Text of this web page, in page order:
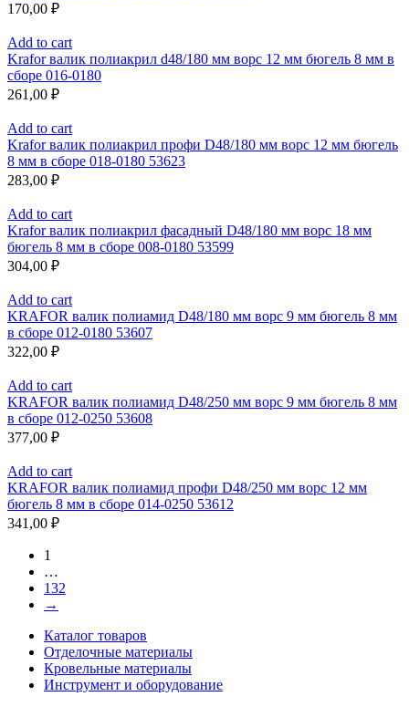
170,00 ₽
Add to cart
Krafor валик полиакрил d48/180 мм ворс 12 мм бюгель 8 мм в
сборе 016-0180
261,00 ₽
Add to cart
Krafor валик полиакрил профи D48/180 мм ворс 12 мм бюгель
8 мм в сборе 018-0180 53623
283,00 ₽
Add to cart
Krafor валик полиакрил фасадный D48/180 мм ворс 18 мм
бюгель 8 мм в сборе 008-0180 53599
304,00 ₽
Add to cart
KRAFOR валик полиамид D48/180 мм ворс 9 мм бюгель 8 мм
в сборе 012-0180 53607
322,00 ₽
Add to cart
KRAFOR валик полиамид D48/250 мм ворс 9 мм бюгель 8 мм
в сборе 012-0250 53608
377,00 ₽
Add to cart
KRAFOR валик полиамид профи D48/250 мм ворс 12 мм
бюгель 8 мм в сборе 014-0250 53612
341,00 ₽
1
…
132
→
Каталог товаров
Отделочные материалы
Кровельные материалы
Инструмент и оборудование